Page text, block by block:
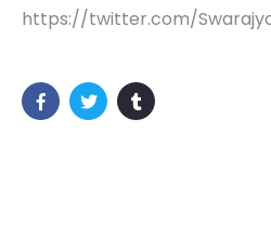
https://twitter.com/